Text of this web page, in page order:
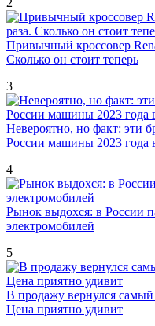
Привычный кроссовер
Сколько он стоит теперь
3
Невероятно, но факт: эти
России машины 2023 года
4
Рынок выдохся: в России
электромобилей
5
В продажу вернулся
Цена приятно удивит